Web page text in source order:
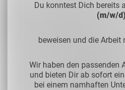
Du konntest Dich bereits
(m/w/d)
beweisen und die Arbeit
Wir haben den passenden
und bieten Dir ab sofort
bei einem namhaften